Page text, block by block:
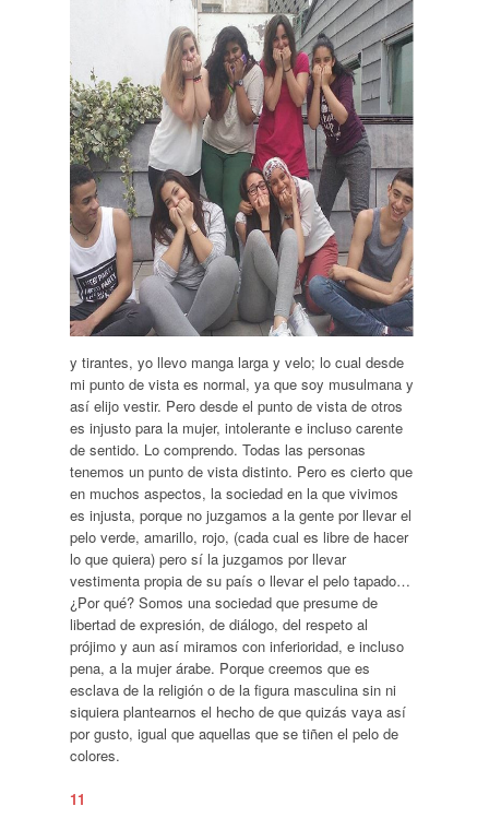
y tirantes, yo llevo manga larga y velo; lo cual desde
mi punto de vista es normal, ya que soy musulmana y
así elijo vestir. Pero desde el punto de vista de otros
es injusto para la mujer, intolerante e incluso carente
de sentido. Lo comprendo. Todas las personas
tenemos un punto de vista distinto. Pero es cierto que
en muchos aspectos, la sociedad en la que vivimos
es injusta, porque no juzgamos a la gente por llevar el
pelo verde, amarillo, rojo, (cada cual es libre de hacer
lo que quiera) pero sí la juzgamos por llevar
vestimenta propia de su país o llevar el pelo tapado…
¿Por qué? Somos una sociedad que presume de
libertad de expresión, de diálogo, del respeto al
prójimo y aun así miramos con inferioridad, e incluso
pena, a la mujer árabe. Porque creemos que es
esclava de la religión o de la figura masculina sin ni
siquiera plantearnos el hecho de que quizás vaya así
por gusto, igual que aquellas que se tiñen el pelo de
colores.
11